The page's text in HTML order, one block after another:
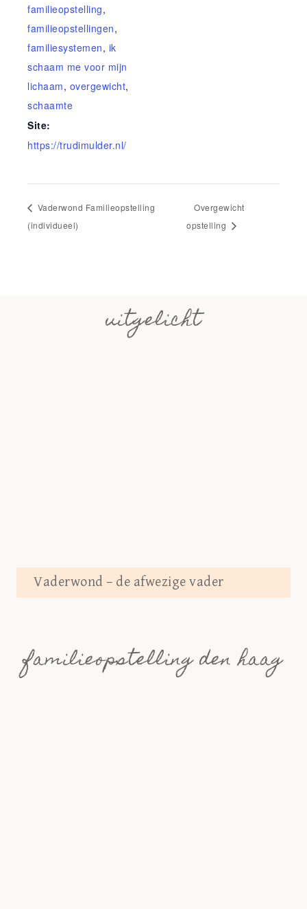
familieopstelling,
familieopstellingen,
familiesystemen, ik
schaam me voor mijn
lichaam, overgewicht,
schaamte
Site:
https://trudimulder.nl/
Vaderwond Familieopstelling
(individueel)
Overgewicht
opstelling
uitgelicht
Vaderwond – de afwezige vader
familieopstelling den haag